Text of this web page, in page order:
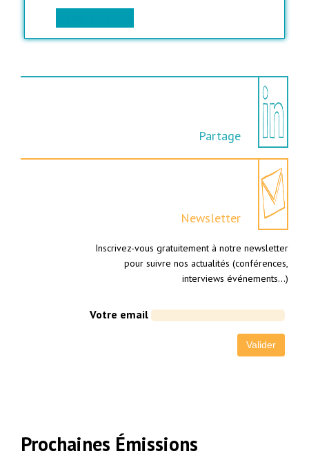
Partage
Newsletter
Inscrivez-vous gratuitement à notre newsletter
pour suivre nos actualités (conférences,
interviews événements…)
Votre email
Prochaines Émissions